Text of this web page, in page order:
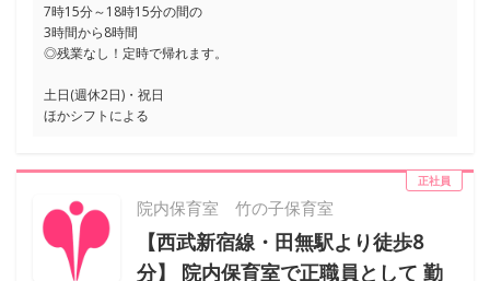
7時15分～18時15分の間の
3時間から8時間
◎残業なし！定時で帰れます。
土日(週休2日)・祝日
ほかシフトによる
正社員
院内保育室 竹の子保育室
【西武新宿線・田無駅より徒歩8
分】 院内保育室で正職員として 勤